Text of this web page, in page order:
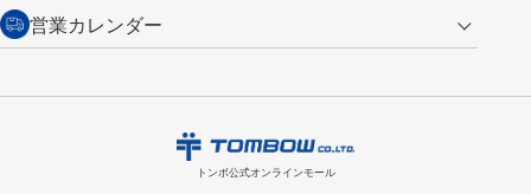
商品到着後7日以内に限り交換を承ります。
からご連絡
・次回のお買い物に使えるポイントがお買い上げごとに
100円につき1ポイ
ント付与されます。
会員登録はこちら
トンボ製品・サービスに関する
お問い合わせ
購入・返品に関するお問い合わせ
営業カレンダー
トンボ公式オンラインモール